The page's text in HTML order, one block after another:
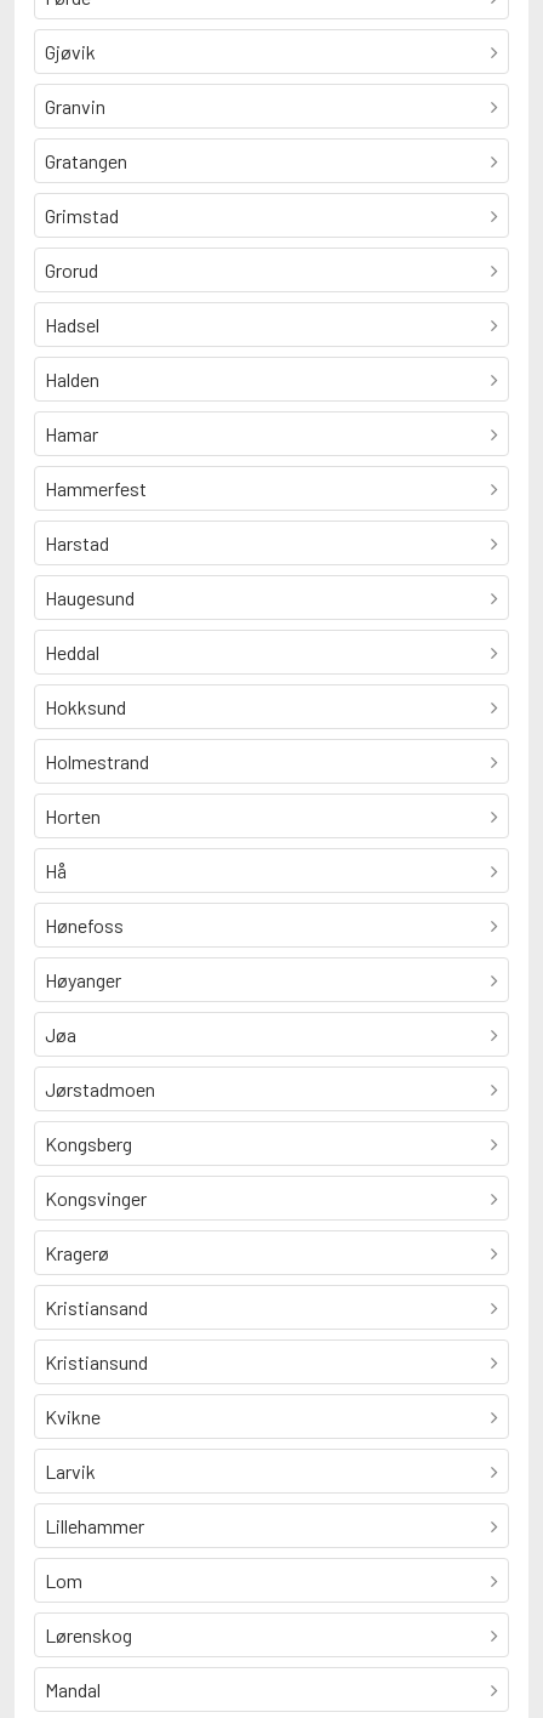
Gjøvik
Granvin
Gratangen
Grimstad
Grorud
Hadsel
Halden
Hamar
Hammerfest
Harstad
Haugesund
Heddal
Hokksund
Holmestrand
Horten
Hå
Hønefoss
Høyanger
Jøa
Jørstadmoen
Kongsberg
Kongsvinger
Kragerø
Kristiansand
Kristiansund
Kvikne
Larvik
Lillehammer
Lom
Lørenskog
Mandal